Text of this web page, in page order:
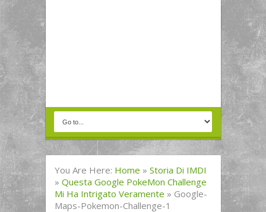
You Are Here: Home » Storia Di IMDI
» Questa Google PokeMon Challenge
Mi Ha Intrigato Veramente » Google-
Maps-Pokemon-Challenge-1